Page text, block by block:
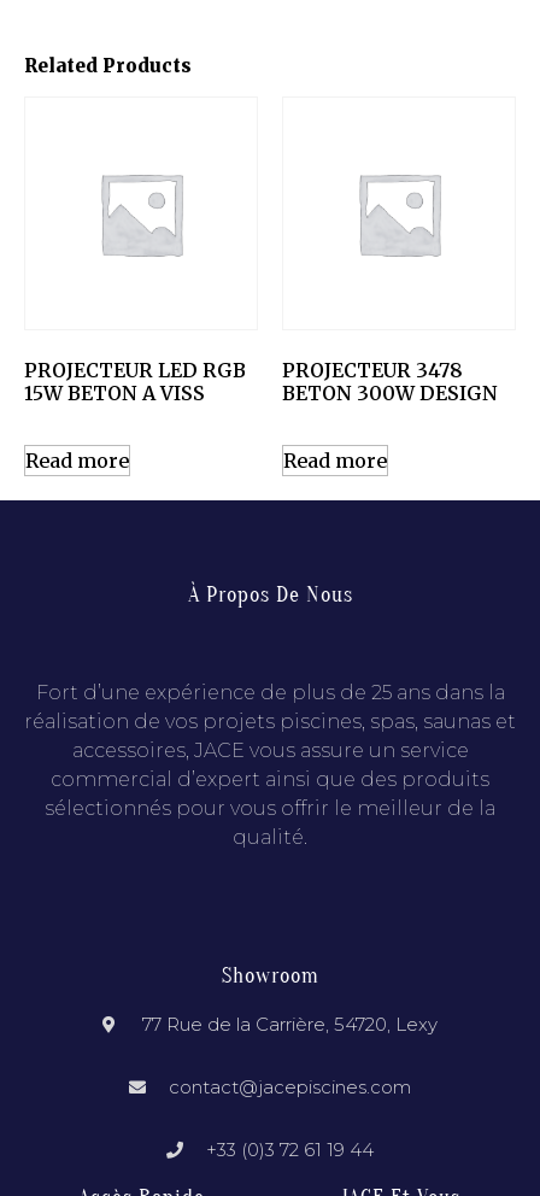
Related Products
PROJECTEUR LED RGB
15W BETON A VISS
Read more
PROJECTEUR 3478
BETON 300W DESIGN
Read more
À Propos De Nous
Fort d’une expérience de plus de 25 ans dans la
réalisation de vos projets piscines, spas, saunas et
accessoires, JACE vous assure un service
commercial d’expert ainsi que des produits
sélectionnés pour vous offrir le meilleur de la
qualité.
Showroom
77 Rue de la Carrière, 54720, Lexy
contact@jacepiscines.com
+33 (0)3 72 61 19 44